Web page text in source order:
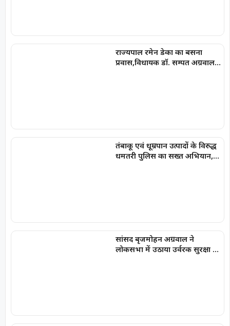
राज्यपाल रमेन डेका का बसना
प्रवास,विधायक डॉ. सम्पत अग्रवाल
तंबाकू एवं धूम्रपान उत्पादों के विरुद्ध
धमतरी पुलिस का सख्त अभियान,
सांसद बृजमोहन अग्रवाल ने
लोकसभा में उठाया उर्वरक सुरक्षा का